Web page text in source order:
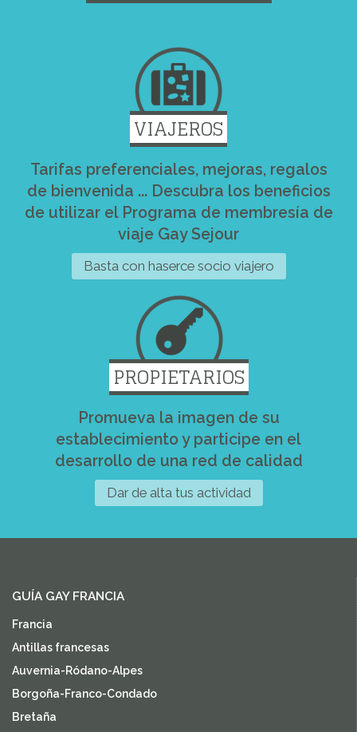
VIAJEROS
Tarifas preferenciales, mejoras, regalos
de bienvenida ... Descubra los beneficios
de utilizar el Programa de membresía de
viaje Gay Sejour
Basta con haserce socio viajero
PROPIETARIOS
Promueva la imagen de su
establecimiento y participe en el
desarrollo de una red de calidad
Dar de alta tus actividad
GUÍA GAY FRANCIA
Francia
Antillas francesas
Auvernia-Ródano-Alpes
Borgoña-Franco-Condado
Bretaña